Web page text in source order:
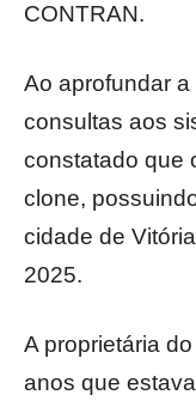
CONTRAN.
Ao aprofundar
consultas aos
constatado que
clone,
cidade de
2025.
A proprietária
anos que